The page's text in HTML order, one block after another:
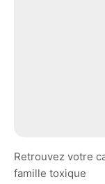
Retrouvez votre
famille toxique